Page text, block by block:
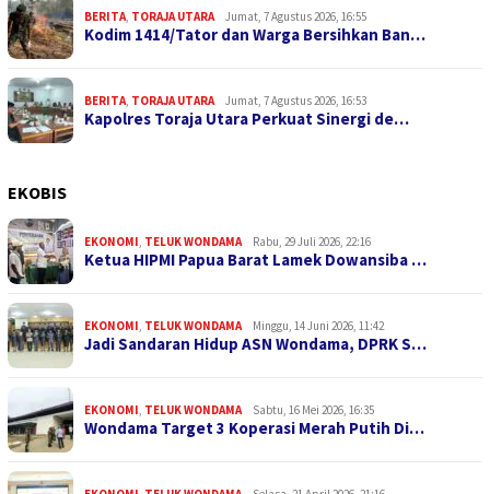
BERITA TORAJA UTARA Jumat, 7 Agustus 2026, 16:55
Kodim 1414/Tator dan Warga Bersihkan Ban…
BERITA TORAJA UTARA Jumat, 7 Agustus 2026, 16:53
Kapolres Toraja Utara Perkuat Sinergi de…
EKOBIS
EKONOMI TELUK WONDAMA Rabu, 29 Juli 2026, 22:16
Ketua HIPMI Papua Barat Lamek Dowansiba …
EKONOMI TELUK WONDAMA Minggu, 14 Juni 2026, 11:42
Jadi Sandaran Hidup ASN Wondama, DPRK S…
EKONOMI TELUK WONDAMA Sabtu, 16 Mei 2026, 16:35
Wondama Target 3 Koperasi Merah Putih Di…